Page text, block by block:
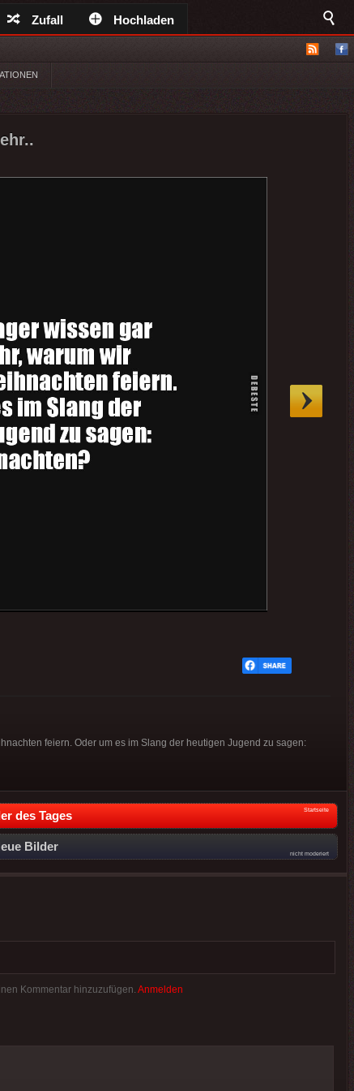
Zufall Hochladen
feiern. Oder um es im Slang der heutigen Jugend zu sagen:
des Tages Startseite
Bilder
nicht moderiert
Kommentar hinzuzufügen. Anmelden